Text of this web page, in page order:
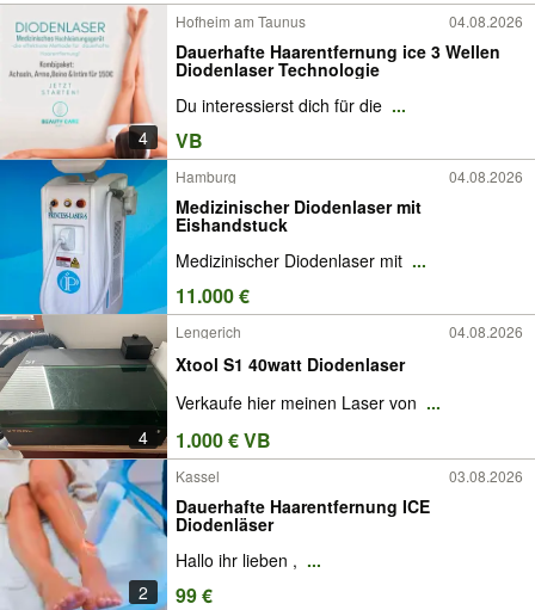
4
Hofheim am Taunus 04.08.2026
Dauerhafte Haarentfernung ice 3 Wellen
Diodenlaser Technologie
Du interessierst dich für die ...
VB
Hamburg 04.08.2026
Medizinischer Diodenlaser mit
Eishandstuck
Medizinischer Diodenlaser mit ...
11.000 €
4
Lengerich 04.08.2026
Xtool S1 40watt Diodenlaser
Verkaufe hier meinen Laser von ...
1.000 € VB
2
Kassel 03.08.2026
Dauerhafte Haarentfernung ICE
Diodenläser
Hallo ihr lieben , ...
99 €